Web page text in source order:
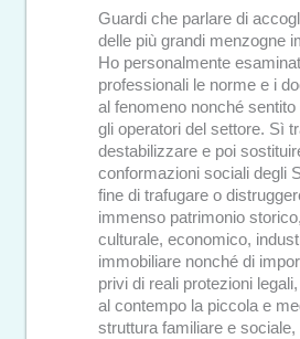
Guardi che parlare di
delle più grandi menzogne
Ho personalmente
professionali le norme e i
al fenomeno nonché
gli operatori del settore. Sì
destabilizzare e poi
conformazioni sociali degli
fine di trafugare o
immenso patrimonio
culturale, economico,
immobiliare nonché di
privi di reali protezioni
al contempo la piccola e
struttura familiare e